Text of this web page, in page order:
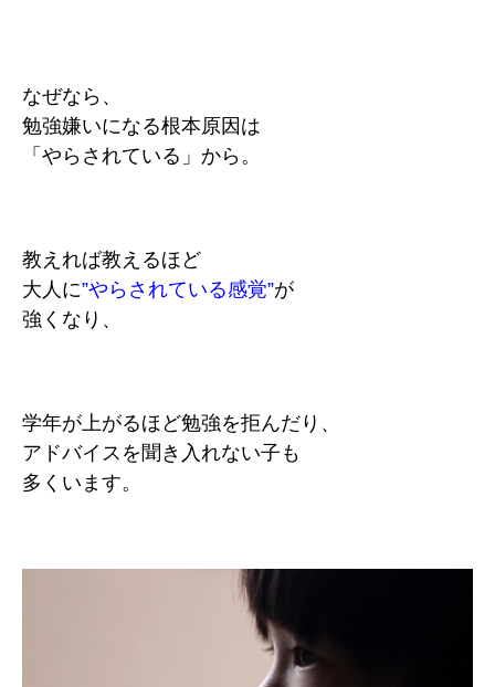
なぜなら、
勉強嫌いになる根本原因は
「やらされている」から。
教えれば教えるほど
大人に”やらされている感覚”が
強くなり、
学年が上がるほど勉強を拒んだり、
アドバイスを聞き入れない子も
多くいます。